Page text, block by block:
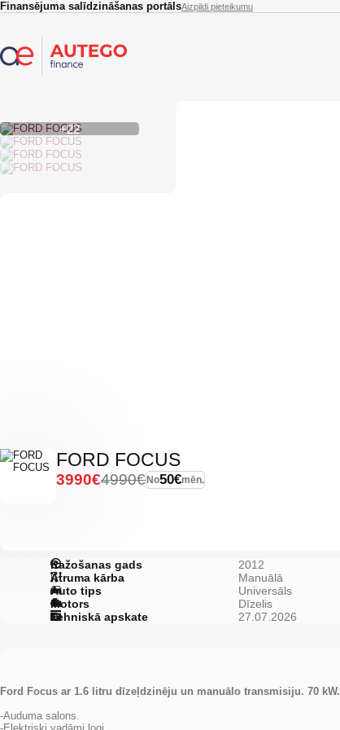
Skip to main content
Finansējuma salīdzināšanas portālsAizpildi pieteikumu
+22
FORD FOCUS
No50€mēn.
4990€
3990€
Ražošanas gads
2012
Ātruma kārba
Manuālā
Auto tips
Universāls
Motors
Dīzelis
Tehniskā apskate
27.07.2026
Ford Focus ar 1.6 litru dīzeļdzinēju un manuālo transmisiju. 70 kW.
-Auduma salons.